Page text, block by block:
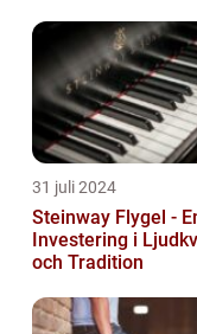
31 juli 2024
Steinway Flygel -
Investering i
och Tradition